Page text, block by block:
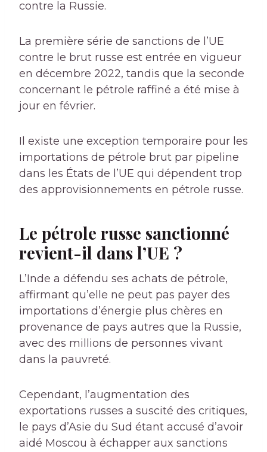
contre la Russie.
La première série de sanctions de l’UE
contre le brut russe est entrée en vigueur
en décembre 2022, tandis que la seconde
concernant le pétrole raffiné a été mise à
jour en février.
Il existe une exception temporaire pour les
importations de pétrole brut par pipeline
dans les États de l’UE qui dépendent trop
des approvisionnements en pétrole russe.
Le pétrole russe sanctionné
revient-il dans l’UE ?
L’Inde a défendu ses achats de pétrole,
affirmant qu’elle ne peut pas payer des
importations d’énergie plus chères en
provenance de pays autres que la Russie,
avec des millions de personnes vivant
dans la pauvreté.
Cependant, l’augmentation des
exportations russes a suscité des critiques,
le pays d’Asie du Sud étant accusé d’avoir
aidé Moscou à échapper aux sanctions